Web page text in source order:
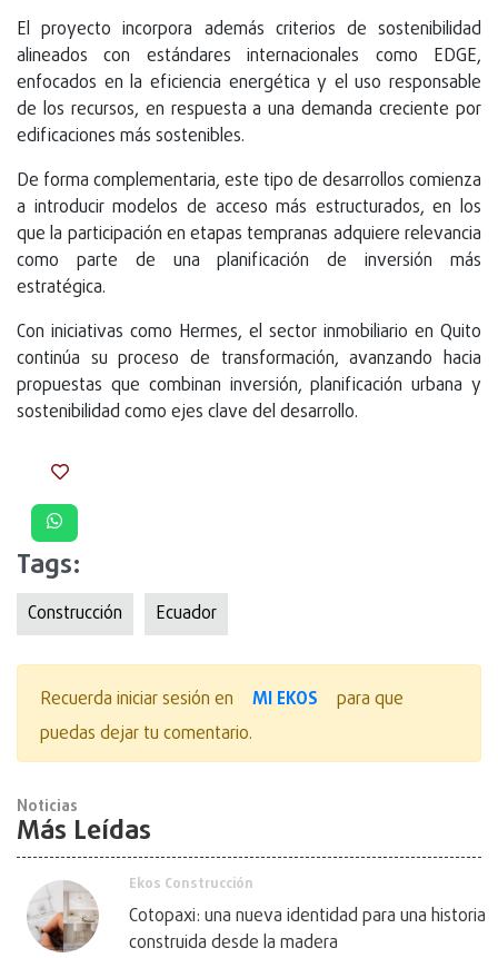
El proyecto incorpora además criterios de sostenibilidad
alineados con estándares internacionales como EDGE,
enfocados en la eficiencia energética y el uso responsable
de los recursos, en respuesta a una demanda creciente por
edificaciones más sostenibles.
De forma complementaria, este tipo de desarrollos comienza
a introducir modelos de acceso más estructurados, en los
que la participación en etapas tempranas adquiere relevancia
como parte de una planificación de inversión más
estratégica.
Con iniciativas como Hermes, el sector inmobiliario en Quito
continúa su proceso de transformación, avanzando hacia
propuestas que combinan inversión, planificación urbana y
sostenibilidad como ejes clave del desarrollo.
Tags:
Construcción Ecuador
Recuerda iniciar sesión en MI EKOS
para que
puedas dejar tu comentario.
Noticias
Más Leídas
Ekos Construcción
Cotopaxi: una nueva identidad para una historia
construida desde la madera